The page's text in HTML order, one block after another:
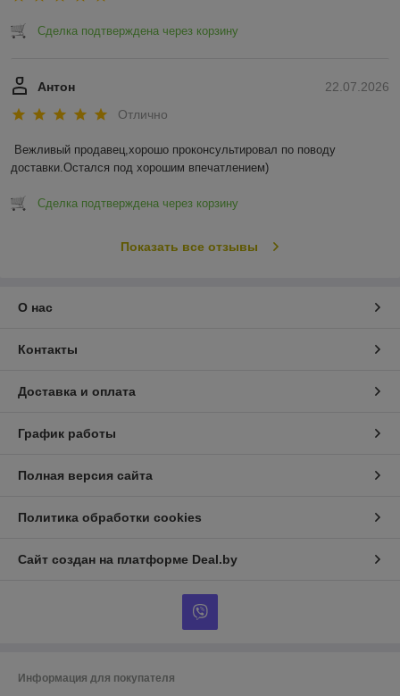
Сделка подтверждена через корзину
22.07.2026
Антон
Отлично
Вежливый продавец,хорошо проконсультировал по поводу
доставки.Остался под хорошим впечатлением)
Сделка подтверждена через корзину
Показать все отзывы
О нас
Контакты
Доставка и оплата
График работы
Полная версия сайта
Политика обработки cookies
Сайт создан на платформе Deal.by
Информация для покупателя